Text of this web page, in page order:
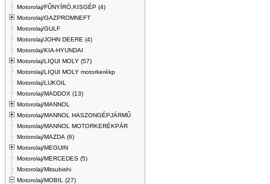
Motorolaj/FŰNYÍRÓ,KISGÉP (4)
Motorolaj/GAZPROMNEFT
Motorolaj/GULF
Motorolaj/JOHN DEERE (4)
Motorolaj/KIA-HYUNDAI
Motorolaj/LIQUI MOLY (57)
Motorolaj/LIQUI MOLY motorkerékp
Motorolaj/LUKOIL
Motorolaj/MADDOX (13)
Motorolaj/MANNOL
Motorolaj/MANNOL HASZONGÉPJÁRMŰ
Motorolaj/MANNOL MOTORKERÉKPÁR
Motorolaj/MAZDA (6)
Motorolaj/MEGUIN
Motorolaj/MERCEDES (5)
Motorolaj/Mitsubishi
Motorolaj/MOBIL (27)